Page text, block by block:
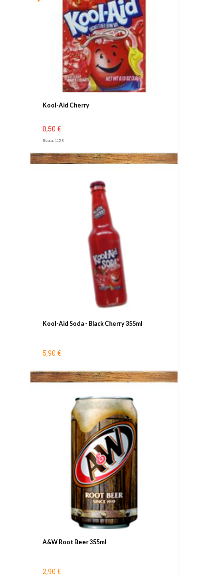
Kool-Aid Cherry
0,50 €
Norm. 1,15 €
Kool-Aid Soda - Black Cherry 355ml
5,90 €
A&W Root Beer 355ml
2,90 €